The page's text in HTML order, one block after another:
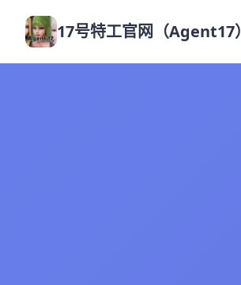
17号特工官网（Agent17）